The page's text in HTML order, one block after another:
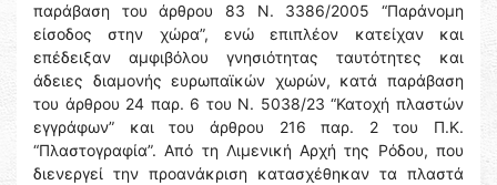
παράβαση του άρθρου 83 Ν. 3386/2005 “Παράνομη
είσοδος στην χώρα”, ενώ επιπλέον κατείχαν και
επέδειξαν αμφιβόλου γνησιότητας ταυτότητες και
άδειες διαμονής ευρωπαϊκών χωρών, κατά παράβαση
του άρθρου 24 παρ. 6 του Ν. 5038/23 “Κατοχή πλαστών
εγγράφων” και του άρθρου 216 παρ. 2 του Π.Κ.
“Πλαστογραφία”. Από τη Λιμενική Αρχή της Ρόδου, που
διενεργεί την προανάκριση κατασχέθηκαν τα πλαστά